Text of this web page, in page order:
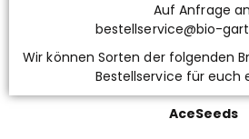
Auf Anfrage
bestellservice@bio-
Wir können Sorten der folgenden
Bestellservice für euch
AceSeeds